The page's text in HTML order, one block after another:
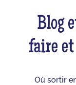
Blog
faire
Où sortir